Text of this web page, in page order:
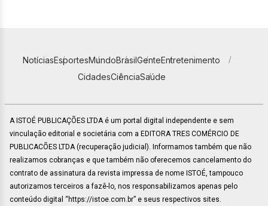
NotíciasEsportesMundoBrasilGenteEntretenimento
CidadesCiênciaSaúde
A ISTOÉ PUBLICAÇÕES LTDA é um portal digital independente e sem
vinculação editorial e societária com a EDITORA TRES COMÉRCIO DE
PUBLICACÕES LTDA (recuperação judicial). Informamos também que não
realizamos cobranças e que também não oferecemos cancelamento do
contrato de assinatura da revista impressa de nome ISTOÉ, tampouco
autorizamos terceiros a fazê-lo, nos responsabilizamos apenas pelo
conteúdo digital “https://istoe.com.br” e seus respectivos sites.